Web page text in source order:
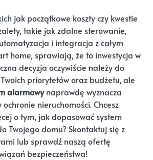
jak początkowe koszty czy kwestie
takie jak zdalne sterowanie,
i integracja z całym
home, sprawiają, że to inwestycja w
decyzja oczywiście należy do
priorytetów oraz budżetu, ale
alarmowynaprawdę wyznacza
nieruchomości. Chcesz
o tym, jak dopasować system
Twojego domu? Skontaktuj się z
lub sprawdź naszą ofertę
bezpieczeństwa!